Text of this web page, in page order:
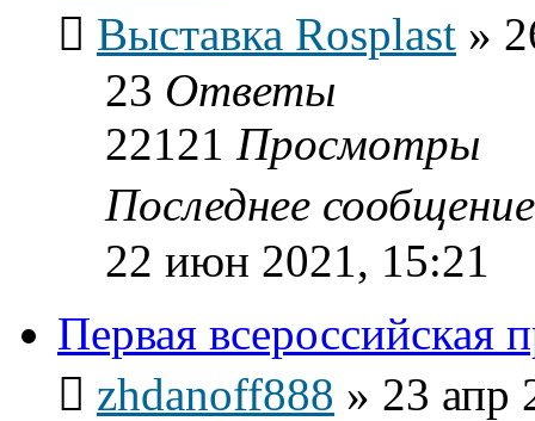
Выставка Rosplast »
23 Ответы
22121 Просмотры
Последнее
22 июн 2021, 15:21
Первая всероссийская
zhdanoff888 » 23 апр